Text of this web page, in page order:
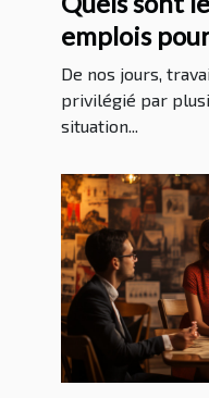
emplois
sans
De nos jours,
privilégié par
situation...